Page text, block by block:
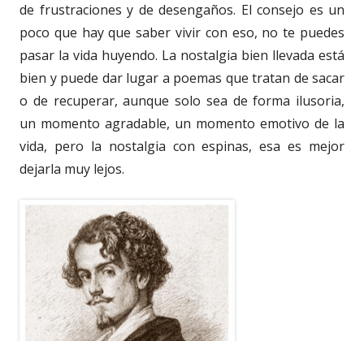
de frustraciones y de desengaños. El consejo es un
poco que hay que saber vivir con eso, no te puedes
pasar la vida huyendo. La nostalgia bien llevada está
bien y puede dar lugar a poemas que tratan de sacar
o de recuperar, aunque solo sea de forma ilusoria,
un momento agradable, un momento emotivo de la
vida, pero la nostalgia con espinas, esa es mejor
dejarla muy lejos.